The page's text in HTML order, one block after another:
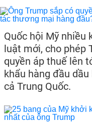
Quốc hội Mỹ nhiều
luật mới, cho phép
quyền áp thuế lên
khẩu hàng đầu
cả Trung Quốc.